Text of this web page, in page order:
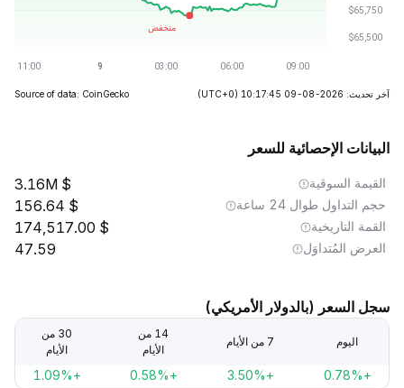
آخر تحديث: 2026-08-09 10:17:45 (UTC+0)
Source of data: CoinGecko
البيانات الإحصائية للسعر
القيمة السوقية 3.16M
حجم التداول طوال 24 ساعة 156.64
القمة التاريخية 174,517.00
العرض المُتداوَل 47.59
سجل السعر (بالدولار الأمريكي)
اليوم 7 من الأيام
14 من
الأيام
30 من
الأيام
+0.78%
+3.50%
+0.58%
+1.09%